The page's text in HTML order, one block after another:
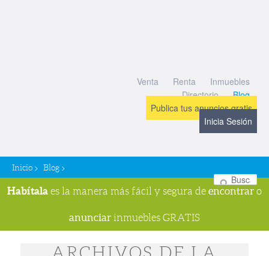
Venta Renta
Inmuebles
Directorio
Blog
Publica tus anuncios gratis
Inicia Sesión
Inicio > Blog >
Habítala es la manera más fácil y segura de encontrar o
anunciar inmuebles GRATIS